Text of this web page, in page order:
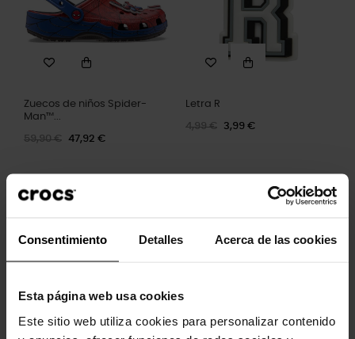
Consentimiento Detalles Acerca de las cookies
Esta página web usa cookies
Este sitio web utiliza cookies para personalizar contenido
Zuecos de niños Spider-
Man™...
59,90 € 47,92 €
Letra R
4,99 € 3,99 €
Número 2